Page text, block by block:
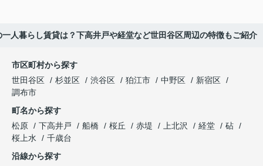
人暮らし賃貸は？下高井戸や経堂など世田谷区周辺の特徴もご紹介
市区町村から探す
世田谷区
杉並区 渋谷区 狛江市 中野区
新宿区
調布市
町名から探す
松原
下高井戸 船橋 桜丘 赤堤 上北沢 経堂
砧
桜上水
千歳台
沿線から探す